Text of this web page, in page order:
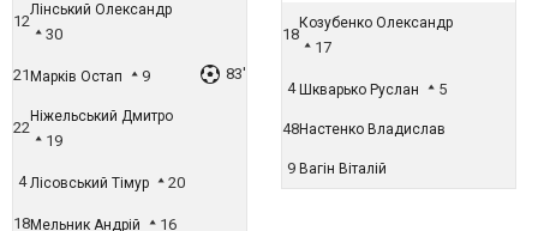
12
Лінський Олександр
30
21 Марків Остап 9 83'
22
Ніжельський Дмитро
19
4 Лісовський Тімур 20
18Мельник Андрій 16
18
Козубенко Олександр
17
4 Шкварько Руслан 5
48Настенко Владислав
9 Вагін Віталій